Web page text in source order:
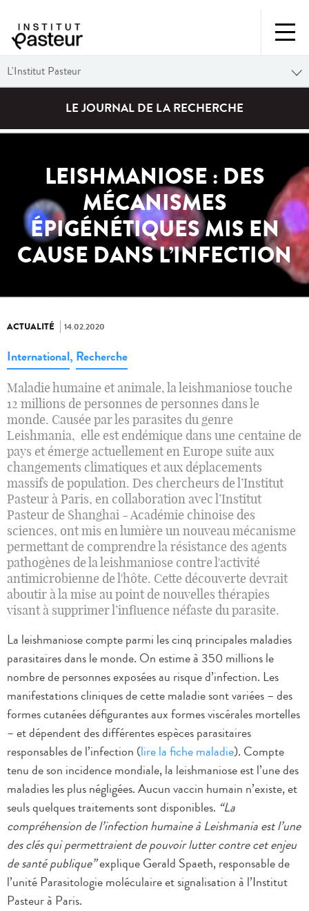
L'Institut Pasteur
LE JOURNAL DE LA RECHERCHE
LEISHMANIOSE : DES
MÉCANISMES
ÉPIGÉNÉTIQUES MIS EN
CAUSE DANS L’INFECTION
ACTUALITÉ 14.02.2020
International, Recherche
Maladie humaine et animale, la leishmaniose touche
12 millions de personnes de personnes dans le
monde. Causée par les parasites du genre
Leishmania, elle est endémique dans une centaine de
pays et émerge actuellement en Europe suite aux
changements climatiques et aux déplacements
massifs de population. Des chercheurs de l’Institut
Pasteur à Paris, en collaboration avec l’Institut
Pasteur de Shanghai - Académie chinoise des
sciences, ont mis en lumière un nouveau mécanisme
permettant de comprendre la résistance des agents
pathogènes de la leishmaniose contre l'activité
antimicrobienne de l'hôte. Cette découverte devrait
aboutir à la mise au point de nouvelles thérapies
visant à supprimer l’influence néfaste du parasite.
La leishmaniose compte parmi les cinq principales maladies
parasitaires dans le monde. On estime à 350 millions le
nombre de personnes exposées au risque d’infection. Les
manifestations cliniques de cette maladie sont variées – des
formes cutanées défigurantes aux formes viscérales mortelles
– et dépendent des différentes espèces parasitaires
responsables de l’infection (lire la fiche maladie). Compte
tenu de son incidence mondiale, la leishmaniose est l’une des
maladies les plus négligées. Aucun vaccin humain n’existe, et
seuls quelques traitements sont disponibles. “La
compréhension de l’infection humaine à Leishmania est l’une
des clés qui permettraient de pouvoir lutter contre cet enjeu
de santé publique”explique Gerald Spaeth, responsable de
l’unité Parasitologie moléculaire et signalisation à l’Institut
Pasteur à Paris.